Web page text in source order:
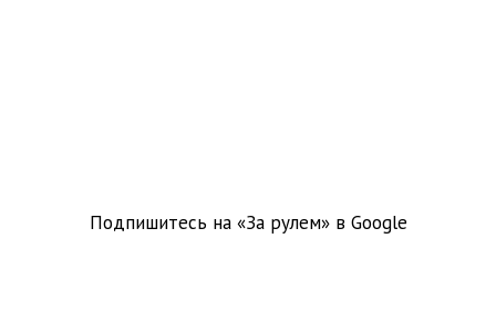
Подпишитесь на «За рулем» в Google